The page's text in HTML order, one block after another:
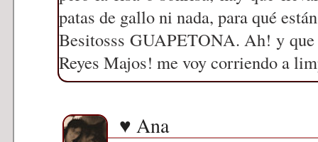
patas de gallo ni nada, para qué
Besitosss GUAPETONA. Ah! y
Reyes Majos! me voy corriendo a
♥ Ana